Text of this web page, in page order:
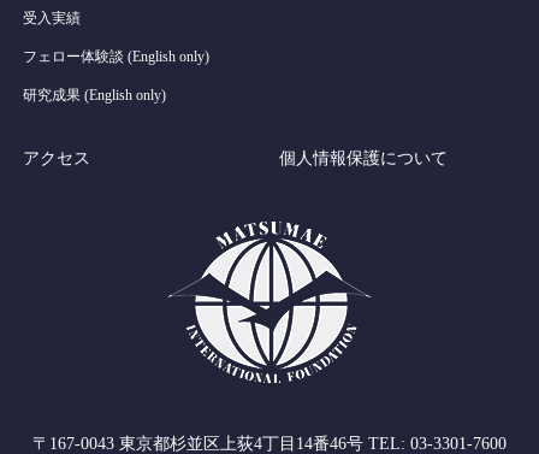
受入実績
フェロー体験談 (English only)
研究成果 (English only)
アクセス 個人情報保護について
〒167-0043 東京都杉並区上荻4丁目14番46号 TEL: 03-3301-7600